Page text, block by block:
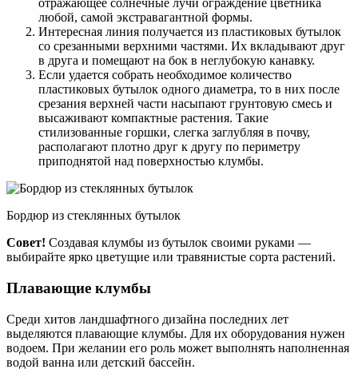
отражающее солнечные лучи ограждение цветника
любой, самой экстравагантной формы.
Интересная линия получается из пластиковых бутылок
со срезанными верхними частями. Их вкладывают друг
в друга и помещают на бок в неглубокую канавку.
Если удается собрать необходимое количество
пластиковых бутылок одного диаметра, то в них после
срезания верхней части насыпают грунтовую смесь и
высаживают компактные растения. Такие
стилизованные горшки, слегка заглубляя в почву,
располагают плотно друг к другу по периметру
приподнятой над поверхностью клумбы.
Бордюр из стеклянных бутылок
Совет! Создавая клумбы из бутылок своими руками —
выбирайте ярко цветущие или травянистые сорта растений.
Плавающие клумбы
Среди хитов ландшафтного дизайна последних лет
выделяются плавающие клумбы. Для их оборудования нужен
водоем. При желании его роль может выполнять наполненная
водой ванна или детский бассейн.